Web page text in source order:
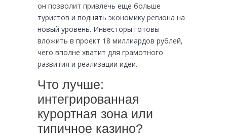
он позволит привлечь еще больше
туристов и поднять экономику региона на
новый уровень. Инвесторы готовы
вложить в проект 18 миллиардов рублей,
чего вполне хватит для грамотного
развития и реализации идеи.
Что лучше:
интегрированная
курортная зона или
типичное казино?